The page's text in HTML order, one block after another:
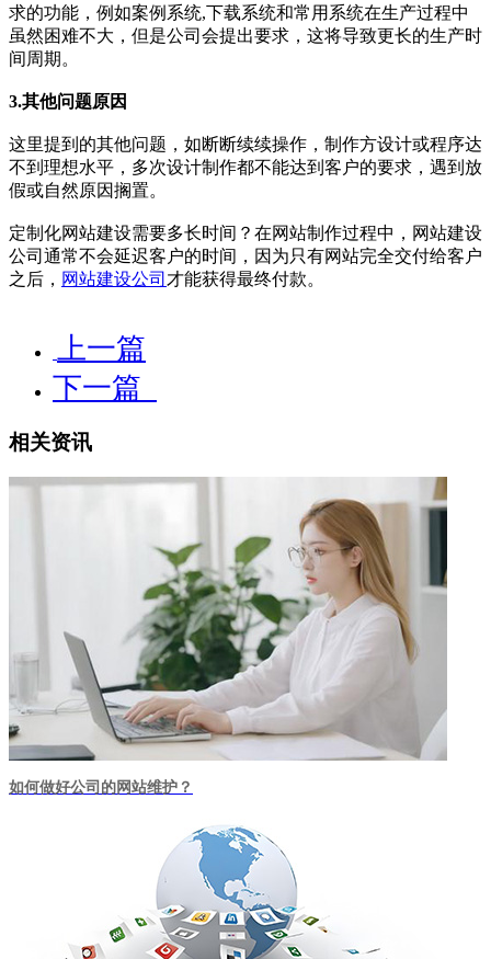
求的功能，例如案例系统,下载系统和常用系统在生产过程中
虽然困难不大，但是公司会提出要求，这将导致更长的生产时
间周期。
3.其他问题原因
这里提到的其他问题，如断断续续操作，制作方设计或程序达
不到理想水平，多次设计制作都不能达到客户的要求，遇到放
假或自然原因搁置。
定制化网站建设需要多长时间？在网站制作过程中，网站建设
公司通常不会延迟客户的时间，因为只有网站完全交付给客户
之后， 网站建设公司 才能获得最终付款。
上一篇
下一篇
相关资讯
如何做好公司的网站维护？